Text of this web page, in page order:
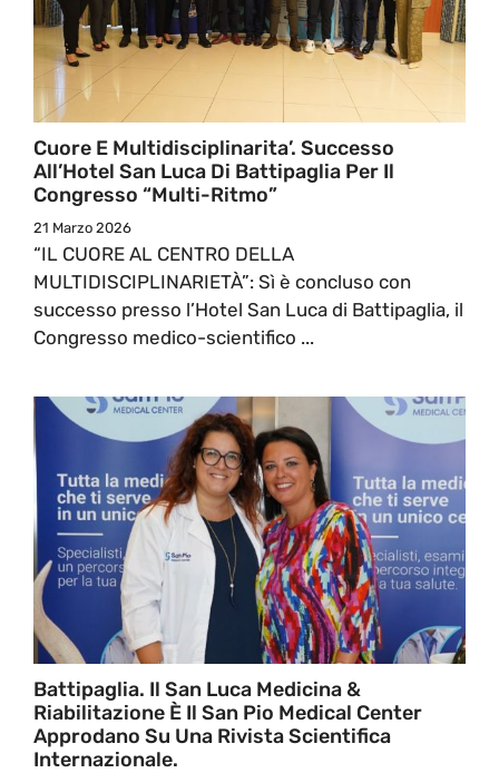
Cuore E Multidisciplinarita’. Successo
All’Hotel San Luca Di Battipaglia Per Il
Congresso “Multi-Ritmo”
21 Marzo 2026
“IL CUORE AL CENTRO DELLA
MULTIDISCIPLINARIETÀ”: Sì è concluso con
successo presso l’Hotel San Luca di Battipaglia, il
Congresso medico-scientifico ...
Battipaglia. Il San Luca Medicina &
Riabilitazione È Il San Pio Medical Center
Approdano Su Una Rivista Scientifica
Internazionale.